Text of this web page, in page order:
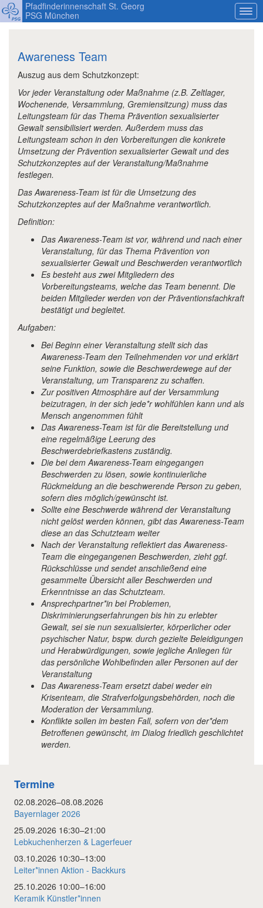
Pfadfinderinnenschaft St. Georg
PSG München
Awareness Team
Auszug aus dem Schutzkonzept:
Vor jeder Veranstaltung oder Maßnahme (z.B. Zeltlager,
Wochenende, Versammlung, Gremiensitzung) muss das
Leitungsteam für das Thema Prävention sexualisierter
Gewalt sensibilisiert werden. Außerdem muss das
Leitungsteam schon in den Vorbereitungen die konkrete
Umsetzung der Prävention sexualisierter Gewalt und des
Schutzkonzeptes auf der Veranstaltung/Maßnahme
festlegen.
Das Awareness-Team ist für die Umsetzung des
Schutzkonzeptes auf der Maßnahme verantwortlich.
Definition:
Das Awareness-Team ist vor, während und nach einer
Veranstaltung, für das Thema Prävention von
sexualisierter Gewalt und Beschwerden verantwortlich
Es besteht aus zwei Mitgliedern des
Vorbereitungsteams, welche das Team benennt. Die
beiden Mitglieder werden von der Präventionsfachkraft
bestätigt und begleitet.
Aufgaben:
Bei Beginn einer Veranstaltung stellt sich das
Awareness-Team den Teilnehmenden vor und erklärt
seine Funktion, sowie die Beschwerdewege auf der
Veranstaltung, um Transparenz zu schaffen.
Zur positiven Atmosphäre auf der Versammlung
beizutragen, in der sich jede*r wohlfühlen kann und als
Mensch angenommen fühlt
Das Awareness-Team ist für die Bereitstellung und
eine regelmäßige Leerung des
Beschwerdebriefkastens zuständig.
Die bei dem Awareness-Team eingegangen
Beschwerden zu lösen, sowie kontinuierliche
Rückmeldung an die beschwerende Person zu geben,
sofern dies möglich/gewünscht ist.
Sollte eine Beschwerde während der Veranstaltung
nicht gelöst werden können, gibt das Awareness-Team
diese an das Schutzteam weiter
Nach der Veranstaltung reflektiert das Awareness-
Team die eingegangenen Beschwerden, zieht ggf.
Rückschlüsse und sendet anschließend eine
gesammelte Übersicht aller Beschwerden und
Erkenntnisse an das Schutzteam.
Ansprechpartner*in bei Problemen,
Diskriminierungserfahrungen bis hin zu erlebter
Gewalt, sei sie nun sexualisierter, körperlicher oder
psychischer Natur, bspw. durch gezielte Beleidigungen
und Herabwürdigungen, sowie jegliche Anliegen für
das persönliche Wohlbefinden aller Personen auf der
Veranstaltung
Das Awareness-Team ersetzt dabei weder ein
Krisenteam, die Strafverfolgungsbehörden, noch die
Moderation der Versammlung.
Konflikte sollen im besten Fall, sofern von der*dem
Betroffenen gewünscht, im Dialog friedlich geschlichtet
werden.
Termine
02.08.2026–08.08.2026
Bayernlager 2026
25.09.2026 16:30–21:00
Lebkuchenherzen & Lagerfeuer
03.10.2026 10:30–13:00
Leiter*innen Aktion - Backkurs
25.10.2026 10:00–16:00
Keramik Künstler*innen